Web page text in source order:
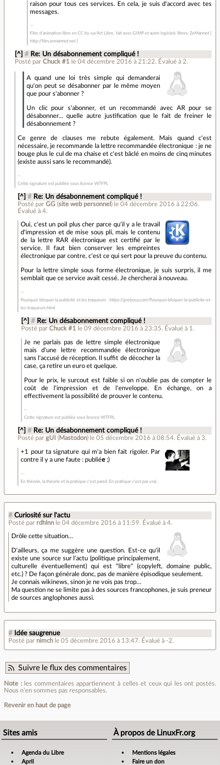
raison pour tous ces services. En cela, je suis d'accord avec tes
messages.
Film d'animation libre en CC by-sa/Art Libre, fait avec GIMP et autre logiciels libres: ZeMarmot [
http://film.zemarmot.net ]
[^] # Re: Un désabonnement compliqué !
Posté par Chuck #1 le 04 décembre 2016 à 21:22. Évalué à 2.
A quand une loi très simple qui demanderai
qu'on peut se désabonner par le même moyen
que pour s'abonner ?
Un clic pour s'abonner, et un recommandé avec AR pour se
désabonner… quelle autre justification que le fait de freiner le
désabonnement ?
Ce genre de clauses me rebute également. Mais quand c'est
nécessaire, je recommande la lettre recommandée électronique : je ne
bouge plus le cul de ma chaise et c'est bâclé en moins de cinq minutes
(existe aussi sans le recommandé).
Cette signature est publiée sous licence WTFPL
[^] # Re: Un désabonnement compliqué !
Posté parGG (site web personnel ) le 04 décembre 2016 à 22:06.
Évalué à4.
Oui, c'est un poil plus cher parce qu'il y a le travail
d'impression et de mise sous pli, mais le contenu
de la lettre RAR électronique est certifié par le
service. Il faut bien conserver les empreintes
électronique par contre, c'est ce qui sert pour la preuve du contenu.
Pour la lettre simple sous forme électronique, je suis surpris, il me
semblait que ce service avait cessé. Je chercherai à nouveau.
Pourquoi bloquer la publicité et les traqueurs : https://greboca.com/Pourquoi-bloquer-la-publicite-et-
les-traqueurs.html
[^] # Re: Un désabonnement compliqué !
Posté par Chuck #1 le 09 décembre 2016 à 23:35. Évalué à 1 .
Je ne parlais pas de lettre simple électronique
mais d'une lettre recommandée électronique
sans l'accusé de réception. Il suffit de décocher la
case, ça retire un euro et quelque.
Pour le prix, le surcout est faible si on n'oublie pas de compter le
coût de l'impression et de l'enveloppe. En échange, on a
effectivement la possibilité de prouver le contenu.
Cette signature est publiée sous licence WTFPL
[^] # Re: Un désabonnement compliqué !
Posté pargUI ( Mastodon) le 05 décembre 2016 à 08:54. Évalué à 3.
+1 pour ta signature qui m'a bien fait rigoler. Par
contre il y a une faute : publiée ;)
En théorie, la théorie et la pratique c'est pareil. En pratique c'est pas vrai.
# Curiosité sur l'actu
Posté par rdhlnn le 04 décembre 2016 à 11:59. Évalué à 4.
Drôle cette situation…
D'ailleurs, ça me suggère une question. Est-ce qu'il
existe une source sur l'actu (politique principalement,
culturelle éventuellement) qui est "libre" (copyleft, domaine public,
etc.) ? De façon générale donc, pas de manière épisodique seulement.
Je connais wikinews, sinon je ne vois pas trop…
Ma question ne se limite pas à des sources francophones, je suis preneur
de sources anglophones aussi.
# Idée saugrenue
Posté par nimch le 05 décembre 2016 à 13:47. Évalué à -2.
Suivre le flux des commentaires
Note :les commentaires appartiennent à celles et ceux qui les ont postés.
Nous n’en sommes pas responsables.
Revenir en haut de page
Sites amis
Agenda du Libre
April
À propos de LinuxFr.org
Mentions légales
Faire un don